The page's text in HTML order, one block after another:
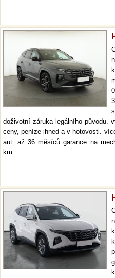
doživotní záruka legálního původu.
ceny, peníze ihned a v hotovosti.
aut. až 36 měsíců garance na
km.…